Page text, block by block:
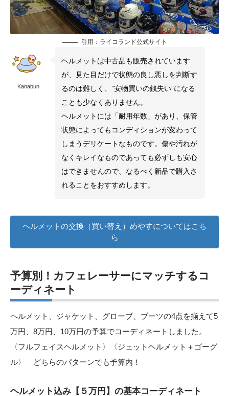
引用： ライコランド公式サイト
Kanabun
ヘルメットは中古品も販売されています
が、見た目だけで状態の良し悪しを判断す
るのは難しく、”安物買いの銭失い”になる
ことも少なくありません。
ヘルメットには「耐用年数」があり、保管
状態によってもコンディションが変わって
しまうデリケートなものです。傷や汚れが
なくキレイなものであっても必ずしも安心
はできませんので、なるべく新品で購入さ
れることをおすすめします。
ヘルメットの交換（買い替え）めやすについてはこち
ら
予算別！カフェレーサーにマッチするコ
ーディネート
ヘルメット、ジャケット、グローブ、ブーツの4点を揃えて5
万円、8万円、10万円の予算でコーディネートしました。
〈フルフェイスヘルメット〉〈ジェットヘルメット＋ゴーグ
ル〉 どちらのパターンでも予算内！
ヘルメット込み【５万円】の基本コーディネート